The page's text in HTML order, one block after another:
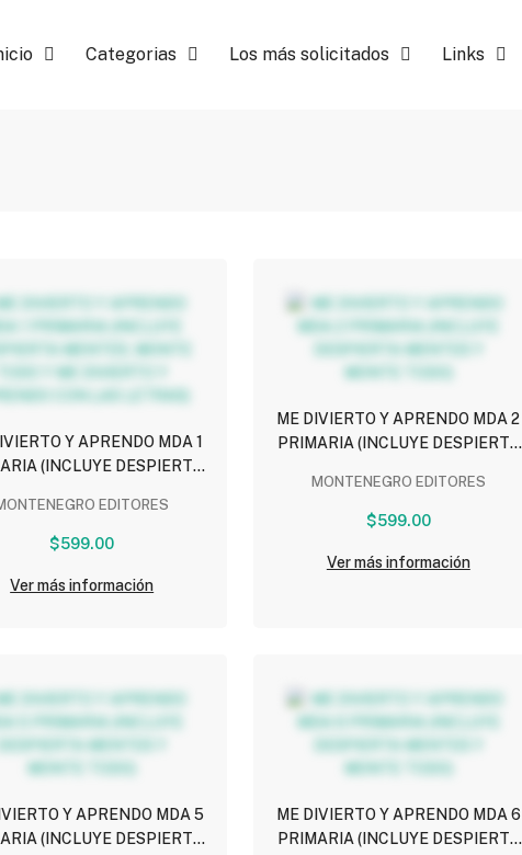
Categorias Los más solicitados Links
Y APRENDO MDA 1
(INCLUYE DESPIERTA
Y APRENDO CON LAS
LETRAS)
EDITORES
$599.00
Ver más información
ME DIVIERTO Y APRENDO MDA 2
PRIMARIA (INCLUYE DESPIERTA
MONTENEGRO EDITORES
$599.00
Ver más información
Y APRENDO MDA 5
(INCLUYE DESPIERTA
ME DIVIERTO Y APRENDO MDA 6
PRIMARIA (INCLUYE DESPIERTA